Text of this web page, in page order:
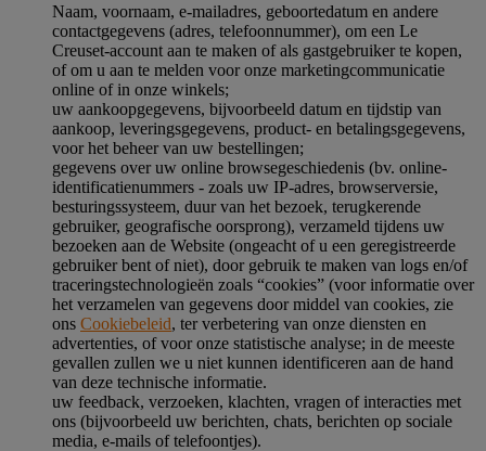
Naam, voornaam, e-mailadres, geboortedatum en andere
contactgegevens (adres, telefoonnummer), om een Le
Creuset-account aan te maken of als gastgebruiker te kopen,
of om u aan te melden voor onze marketingcommunicatie
online of in onze winkels;
uw aankoopgegevens, bijvoorbeeld datum en tijdstip van
aankoop, leveringsgegevens, product- en betalingsgegevens,
voor het beheer van uw bestellingen;
gegevens over uw online browsegeschiedenis (bv. online-
identificatienummers - zoals uw IP-adres, browserversie,
besturingssysteem, duur van het bezoek, terugkerende
gebruiker, geografische oorsprong), verzameld tijdens uw
bezoeken aan de Website (ongeacht of u een geregistreerde
gebruiker bent of niet), door gebruik te maken van logs en/of
traceringstechnologieën zoals “cookies” (voor informatie over
het verzamelen van gegevens door middel van cookies, zie
ons Cookiebeleid, ter verbetering van onze diensten en
advertenties, of voor onze statistische analyse; in de meeste
gevallen zullen we u niet kunnen identificeren aan de hand
van deze technische informatie.
uw feedback, verzoeken, klachten, vragen of interacties met
ons (bijvoorbeeld uw berichten, chats, berichten op sociale
media, e-mails of telefoontjes).